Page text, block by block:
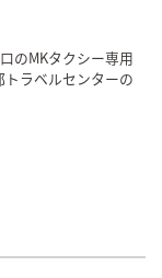
のMKタクシー専用
ラベルセンターの